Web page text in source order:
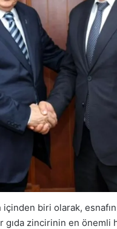
içinden biri olarak,
gıda zincirinin en önemli